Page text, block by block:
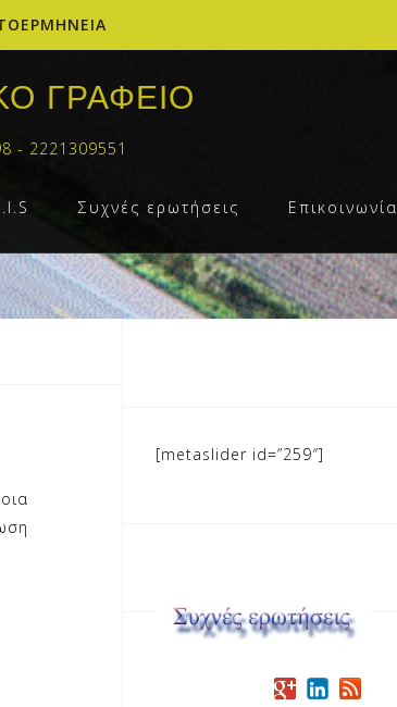
ΓΡΑΦΕΙΟ
- 2221309551
Συχνές ερωτήσεις Επικοινωνία
[metaslider id=”259″]